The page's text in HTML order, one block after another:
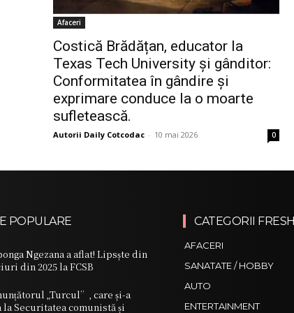
Afaceri
Costică Brădățan, educator la
Texas Tech University și gânditor:
Conformitatea în gândire și
exprimare conduce la o moarte
sufletească.
Autorii Daily Cotcodac - 10 mai 2026 0
POPULARE
Ngezana a aflat! Lipsște din
din 2025 la FCSB
„Turcul”, care și-a
Securitatea comunistă și
CATEGORII FRESH
AFACERI
SANATATE / HOBBY
AUTO
ENTERTAINMENT